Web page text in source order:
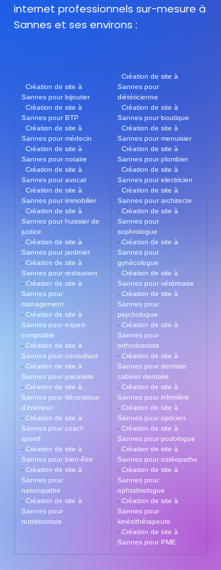
internet professionnels sur-mesure à
Sannes et ses environs :
- Création de site à
Sannes pour bijoutier
- Création de site à
Sannes pour BTP
- Création de site à
Sannes pour médecin
- Création de site à
Sannes pour notaire
- Création de site à
Sannes pour avocat
- Création de site à
Sannes pour immobilier
- Création de site à
Sannes pour huissier de
justice
- Création de site à
Sannes pour jardinier
- Création de site à
Sannes pour restaurant
- Création de site à
Sannes pour
management
- Création de site à
Sannes pour expert-
comptable
- Création de site à
Sannes pour consultant
- Création de site à
Sannes pour pisciniste
- Création de site à
Sannes pour décorateur
d’intérieur
- Création de site à
Sannes pour coach
sportif
- Création de site à
Sannes pour bien-être
- Création de site à
Sannes pour
naturopathe
- Création de site à
Sannes pour
nutritionniste
- Création de site à
Sannes pour
diététicienne
- Création de site à
Sannes pour boutique
- Création de site à
Sannes pour menuisier
- Création de site à
Sannes pour plombier
- Création de site à
Sannes pour electricien
- Création de site à
Sannes pour architecte
- Création de site à
Sannes pour
sophrologue
- Création de site à
Sannes pour
gynécologue
- Création de site à
Sannes pour vétérinaire
- Création de site à
Sannes pour
psychologue
- Création de site à
Sannes pour
orthodontiste
- Création de site à
Sannes pour dentiste
cabinet dentaire
- Création de site à
Sannes pour infirmière
- Création de site à
Sannes pour opticien
- Création de site à
Sannes pour podologue
- Création de site à
Sannes pour ostéopathe
- Création de site à
Sannes pour
ophtalmologue
- Création de site à
Sannes pour
kinésithérapeute
- Création de site à
Sannes pour PME